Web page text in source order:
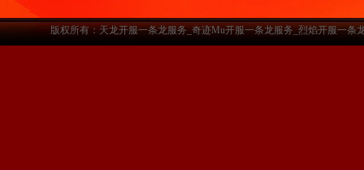
版权所有：天龙开服一条龙服务_奇迹Mu开服一条龙服务_烈焰开服一条